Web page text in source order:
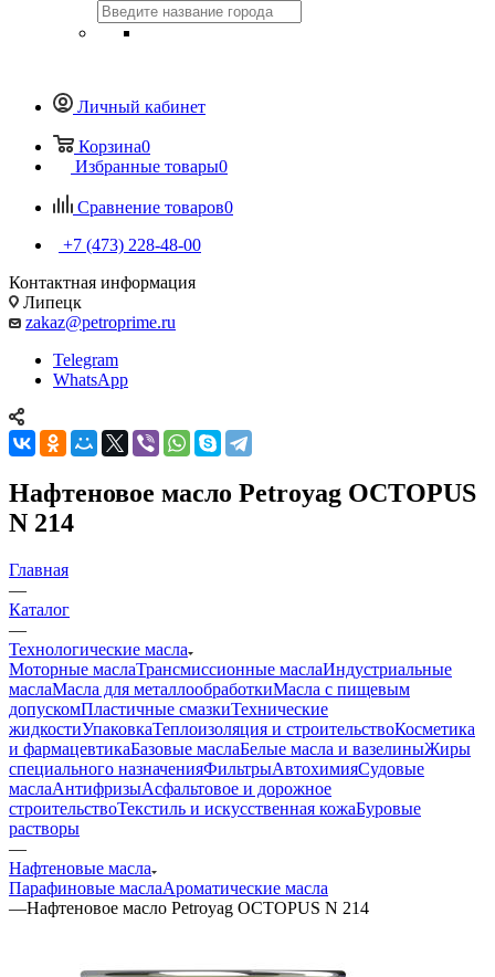
Личный кабинет
Корзина0
Избранные товары0
Сравнение товаров0
+7 (473) 228-48-00
Контактная информация
Липецк
zakaz@petroprime.ru
Telegram
WhatsApp
Нафтеновое масло Petroyag OCTOPUS
N 214
Главная
—
Каталог
—
Технологические масла
Моторные маслаТрансмиссионные маслаИндустриальные
маслаМасла для металлообработкиМасла с пищевым
допускомПластичные смазкиТехнические
жидкостиУпаковкаТеплоизоляция и строительствоКосметика
и фармацевтикаБазовые маслаБелые масла и вазелиныЖиры
специального назначенияФильтрыАвтохимияСудовые
маслаАнтифризыАсфальтовое и дорожное
строительствоТекстиль и искусственная кожаБуровые
растворы
—
Нафтеновые масла
Парафиновые маслаАроматические масла
—Нафтеновое масло Petroyag OCTOPUS N 214